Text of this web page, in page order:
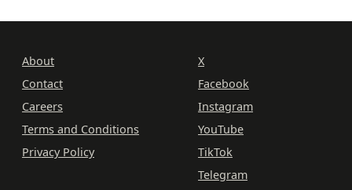
About
Contact
Careers
Terms and Conditions
Privacy Policy
X
Facebook
Instagram
YouTube
TikTok
Telegram